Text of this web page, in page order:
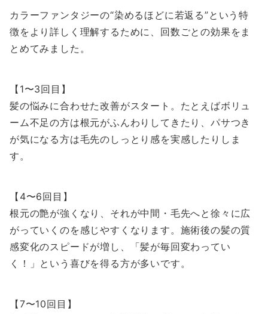
カラーファンタジーの“染めるほどに若返る”という特
徴をより詳しく理解するために、回数ごとの効果をま
とめてみました。
【1〜3回目】
髪の悩みに合わせた改善がスタート。たとえばボリュ
ーム不足の方は根元がふんわりしてきたり、パサつき
が気になる方は毛先のしっとり感を実感したりしま
す。
【4〜6回目】
根元の艶が強くなり、それが中間・毛先へと徐々に広
がっていくのを感じやすくなります。施術後の髪の質
感変化のスピードが増し、「髪が毎回変わってい
く！」という喜びを得る方が多いです。
【7〜10回目】